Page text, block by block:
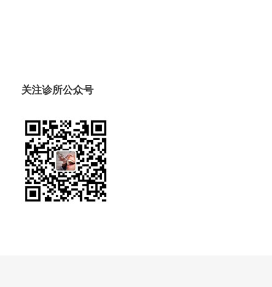
关注诊所公众号